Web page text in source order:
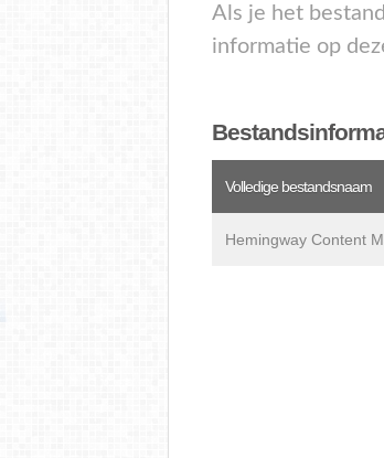
Als je het
informatie op
Volledige bestandsnaam
Hemingway Content